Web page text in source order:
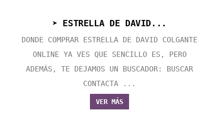
➤ ESTRELLA DE DAVID...
DONDE COMPRAR ESTRELLA DE DAVID COLGANTE
ONLINE YA VES QUE SENCILLO ES, PERO
ADEMÁS, TE DEJAMOS UN BUSCADOR: BUSCAR
CONTACTA ...
VER MÁS